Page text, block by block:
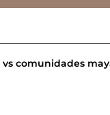
vs comunidades